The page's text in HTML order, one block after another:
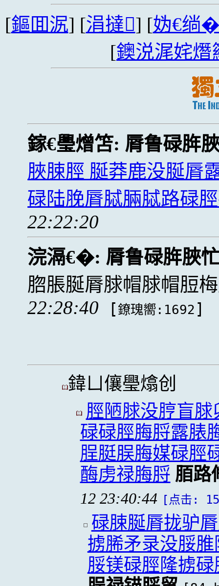
[鏂囬泦] [涓撻] [妫€绱
[鐭涚浘姹熸
鎵€璺熷笘: 脣鲁碌脌
脥脨脛 脠莽鹿没脠脣
碌陆脕脣脦脼脦路碌
22:22:20
浣滆€�: 脣鲁碌脌脥
脗脹脠脣脙帽脙帽脰
22:28:40
[鐐瑰嚮:1692 ]
鍏ㄩ儴璺熻创
脛陋脙没脝盲
碌碌脛脢脟露脿
脭脡脵脢媒碌脛
酶虏禄脢脟 脜路
12 23:40:44 [点击:
碌脨脠脣拢驴
掳脪矛录没脮
脮镁碌脛隆掳